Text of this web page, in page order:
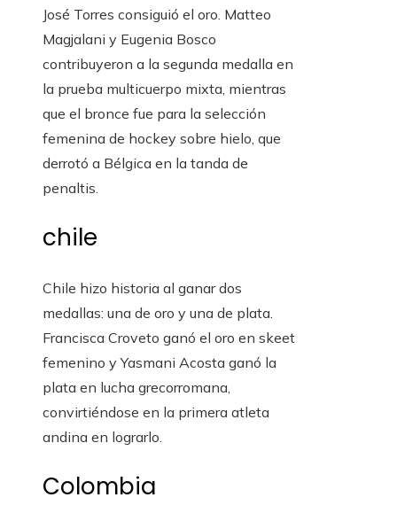
José Torres consiguió el oro. Matteo
Magjalani y Eugenia Bosco
contribuyeron a la segunda medalla en
la prueba multicuerpo mixta, mientras
que el bronce fue para la selección
femenina de hockey sobre hielo, que
derrotó a Bélgica en la tanda de
penaltis.
chile
Chile hizo historia al ganar dos
medallas: una de oro y una de plata.
Francisca Croveto ganó el oro en skeet
femenino y Yasmani Acosta ganó la
plata en lucha grecorromana,
convirtiéndose en la primera atleta
andina en lograrlo.
Colombia